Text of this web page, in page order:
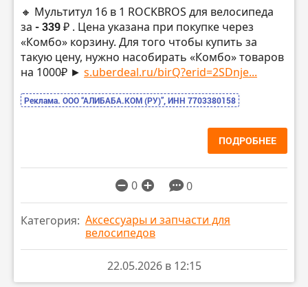
🔸 Мультитул 16 в 1 ROCKBROS для велосипеда
за - 339 ₽ . Цена указана при покупке через
«Комбо» корзину. Для того чтобы купить за
такую цену, нужно насобирать «Комбо» товаров
на 1000₽ ► s.uberdeal.ru/birQ?erid=2SDnje...
Реклама. ООО “АЛИБАБА.КОМ (РУ)”, ИНН 7703380158
ПОДРОБНЕЕ
0 0
Категория: Аксессуары и запчасти для
велосипедов
22.05.2026 в 12:15